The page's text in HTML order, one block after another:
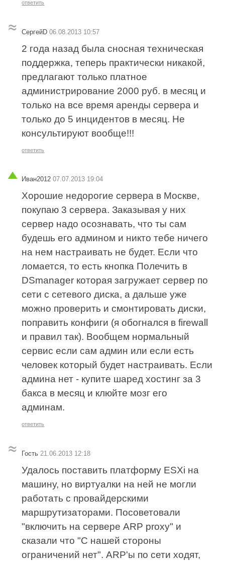
ответить
СергейD 06.08.2013 10:57
2 года назад была сносная техническая
поддержка, теперь практически никакой,
предлагают только платное
администрирование 2000 руб. в месяц и
только на все время аренды сервера и
только до 5 инцидентов в месяц. Не
консультируют вообще!!!
ответить
Иван2012 07.07.2013 19:04
Хорошие недорогие сервера в Москве,
покупаю 3 сервера. Заказывая у них
сервер надо осознавать, что ты сам
будешь его админом и никто тебе ничего
на нем настраивать не будет. Если что
ломается, то есть кнопка Полечить в
DSmanager которая загружает сервер по
сети с сетевого диска, а дальше уже
можно проверить и смонтировать диски,
поправить конфиги (я обогнался в firewall
и правил так). Вообщем нормальный
сервис если сам админ или если есть
человек который будет настраивать. Если
админа нет - купите шаред хостинг за 3
бакса в месяц и клюйте мозг его
админам.
ответить
Гость 21.06.2013 12:18
Удалось поставить платформу ESXi на
машину, но виртуалки на ней не могли
работать с провайдерскими
маршрутизаторами. Посоветовали
"включить на сервере ARP proxy" и
сказали что "C нашей стороны
ограничений нет". ARP'ы по сети ходят,